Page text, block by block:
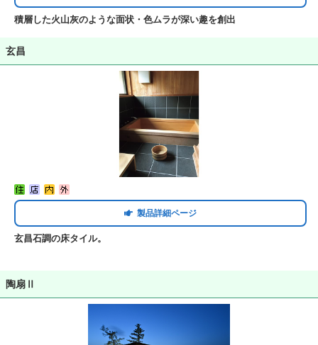
積層した火山灰のような面状・色ムラが深い趣を創出
玄昌
製品詳細ページ
玄昌石調の床タイル。
陶扇Ⅱ